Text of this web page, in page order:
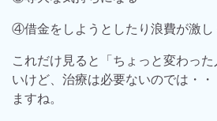
④借金をしようとしたり浪費が激し
これだけ見ると「ちょっと変わっ
いけど、治療は必要ないのでは・
ますね。